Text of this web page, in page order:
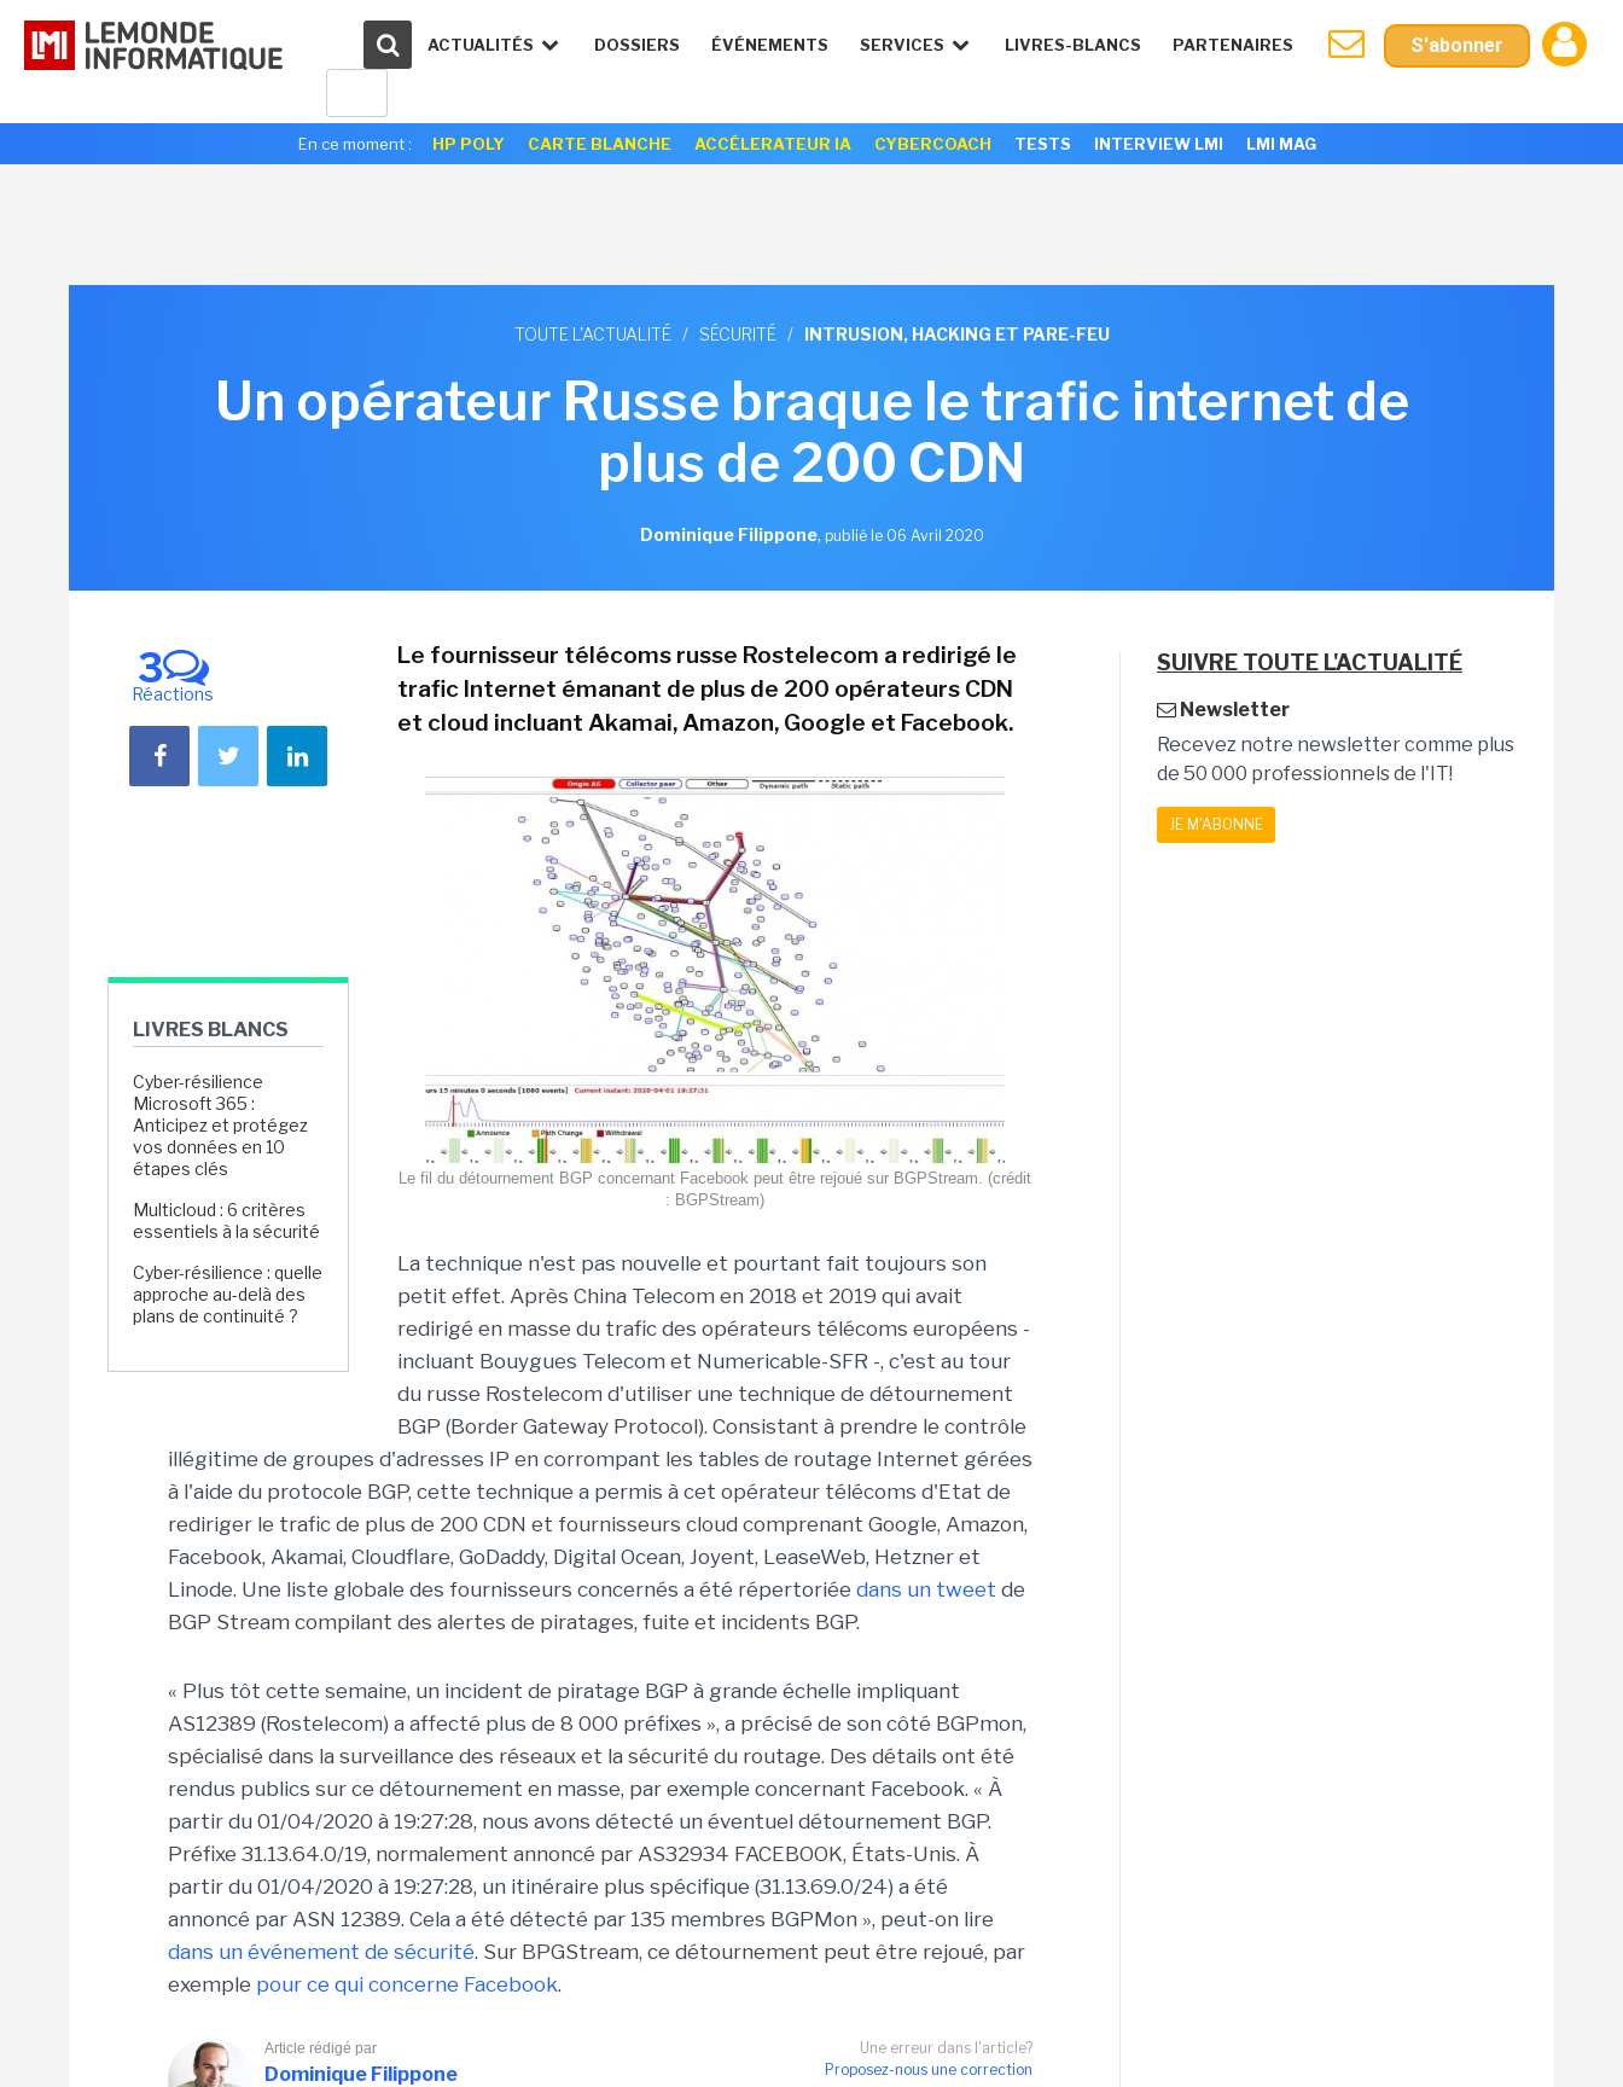
ACTUALITÉS DOSSIERS ÉVÉNEMENTS SERVICES LIVRES-BLANCS PARTENAIRES S'abonner
En ce moment : HP POLY CARTE BLANCHE ACCÉLERATEUR IA CYBERCOACH TESTS INTERVIEW LMI LMI MAG
TOUTE L'ACTUALITÉ / SÉCURITÉ / INTRUSION, HACKING ET PARE-FEU
Un opérateur Russe braque le trafic internet de
plus de 200 CDN
Dominique Filippone, publié le 06 Avril 2020
3
Réactions
LIVRES BLANCS
Cyber-résilience
Microsoft 365 :
Anticipez et protégez
vos données en 10
étapes clés
Multicloud : 6 critères
essentiels à la sécurité
Cyber-résilience : quelle
approche au-delà des
plans de continuité ?
Le fournisseur télécoms russe Rostelecom a redirigé le
trafic Internet émanant de plus de 200 opérateurs CDN
et cloud incluant Akamai, Amazon, Google et Facebook.
Le fil du détournement BGP concernant Facebook peut être rejoué sur BGPStream. (crédit
: BGPStream)
La technique n'est pas nouvelle et pourtant fait toujours son
petit effet. Après China Telecom en 2018 et 2019 qui avait
redirigé en masse du trafic des opérateurs télécoms européens -
incluant Bouygues Telecom et Numericable-SFR -, c'est au tour
du russe Rostelecom d'utiliser une technique de détournement
BGP (Border Gateway Protocol). Consistant à prendre le contrôle
illégitime de groupes d'adresses IP en corrompant les tables de routage Internet gérées
à l'aide du protocole BGP, cette technique a permis à cet opérateur télécoms d'Etat de
rediriger le trafic de plus de 200 CDN et fournisseurs cloud comprenant Google, Amazon,
Facebook, Akamai, Cloudflare, GoDaddy, Digital Ocean, Joyent, LeaseWeb, Hetzner et
Linode. Une liste globale des fournisseurs concernés a été répertoriée dans un tweet de
BGP Stream compilant des alertes de piratages, fuite et incidents BGP.
« Plus tôt cette semaine, un incident de piratage BGP à grande échelle impliquant
AS12389 (Rostelecom) a affecté plus de 8 000 préfixes », a précisé de son côté BGPmon,
spécialisé dans la surveillance des réseaux et la sécurité du routage. Des détails ont été
rendus publics sur ce détournement en masse, par exemple concernant Facebook. « À
partir du 01/04/2020 à 19:27:28, nous avons détecté un éventuel détournement BGP.
Préfixe 31.13.64.0/19, normalement annoncé par AS32934 FACEBOOK, États-Unis. À
partir du 01/04/2020 à 19:27:28, un itinéraire plus spécifique (31.13.69.0/24) a été
annoncé par ASN 12389. Cela a été détecté par 135 membres BGPMon », peut-on lire
dans un événement de sécurité. Sur BPGStream, ce détournement peut être rejoué, par
exemple pour ce qui concerne Facebook.
Une erreur dans l'article?
Proposez-nous une correction
Article rédigé par
Dominique Filippone
SUIVRE TOUTE L'ACTUALITÉ
Newsletter
Recevez notre newsletter comme plus
de 50 000 professionnels de l'IT!
JE M'ABONNE